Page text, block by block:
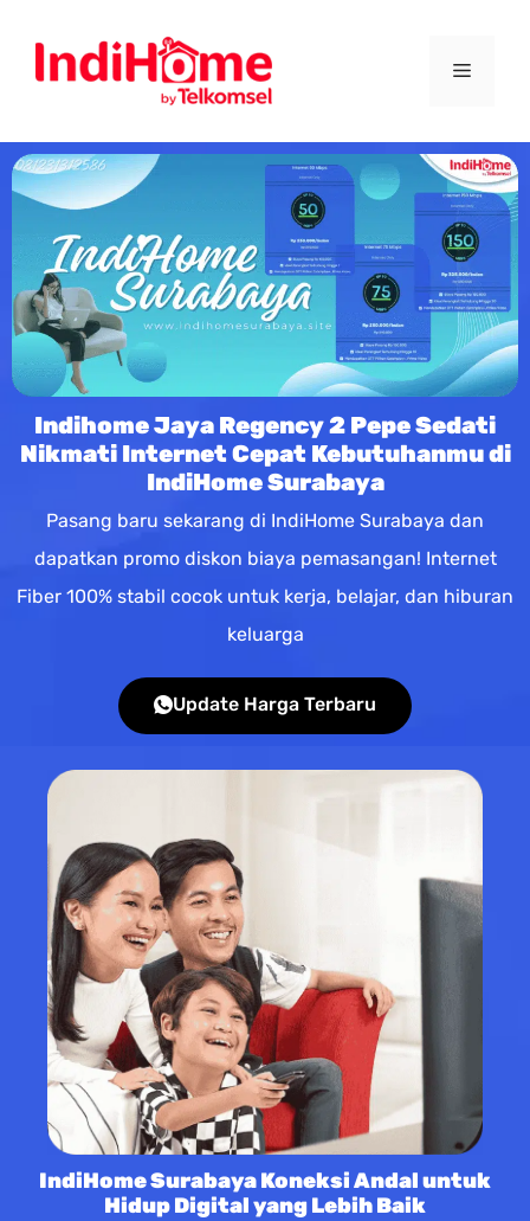
Indihome Jaya Regency 2 Pepe Sedati
Nikmati Internet Cepat Kebutuhanmu di
IndiHome Surabaya
Pasang baru sekarang di IndiHome Surabaya dan
dapatkan promo diskon biaya pemasangan! Internet
Fiber 100% stabil cocok untuk kerja, belajar, dan hiburan
keluarga
Update Harga Terbaru
IndiHome Surabaya Koneksi Andal untuk
Hidup Digital yang Lebih Baik